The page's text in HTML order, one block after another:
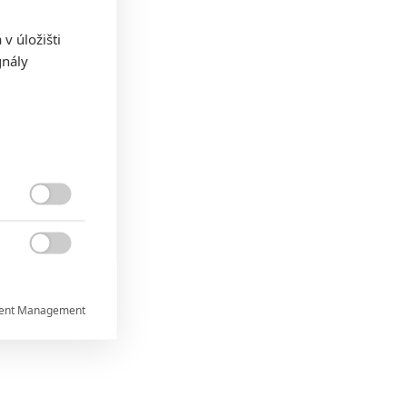
v úložišti

Management